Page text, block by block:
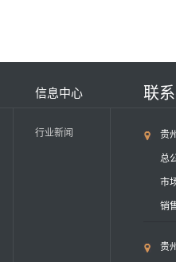
信息中心
行业新闻
联
贵
总
市
销
贵